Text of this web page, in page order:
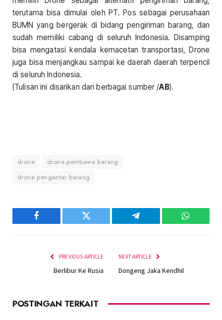
terutama bisa dimulai oleh PT. Pos sebagai perusahaan
BUMN yang bergerak di bidang pengiriman barang, dan
sudah memiliki cabang di seluruh Indonesia. Disamping
bisa mengatasi kendala kemacetan transportasi, Drone
juga bisa menjangkau sampai ke daerah daerah terpencil
di seluruh Indonesia.
(Tulisan ini disarikan dari berbagai sumber /AB).
drone
drone pembawa barang
drone pengantar barang
Facebook Twitter Telegram
PREVIOUS ARTICLE
Berlibur Ke Rusia
NEXT ARTICLE
Dongeng Jaka Kendhil
POSTINGAN TERKAIT